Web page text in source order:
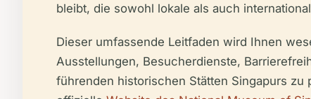
bleibt, die sowohl lokale als auch
Dieser umfassende Leitfaden wird Ihnen
Ausstellungen, Besucherdienste,
führenden historischen Stätten Singapurs